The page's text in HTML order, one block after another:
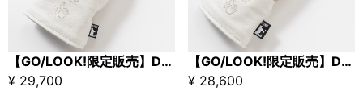
【GO/LOOK!限定販売】DORMIE WORKSHOP×Kuchibue Golf Gentleman コラボヘッドカバー ドライバー用 アイボリー
¥ 29,700
【GO/LOOK!限定販売】DORMIE WORKSHOP×Kuchibue Golf Gentleman コラボヘッドカバー 5番ウッド用 アイボリー
¥ 28,600